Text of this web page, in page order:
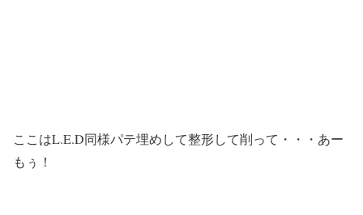
ここはL.E.D同様パテ埋めして整形して削って・・・あー
もぅ！